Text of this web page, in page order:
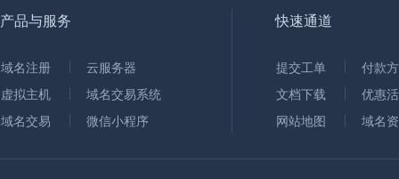
产品与服务
域名注册
云服务器
虚拟主机
域名交易系统
域名交易
微信小程序
快速通道
提交工单
付款
文档下载
优惠
网站地图
域名